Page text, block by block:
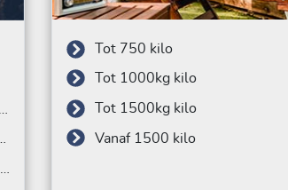
Tot 750 kilo
Tot 1000kg kilo
Tot 1500kg kilo
Vanaf 1500 kilo